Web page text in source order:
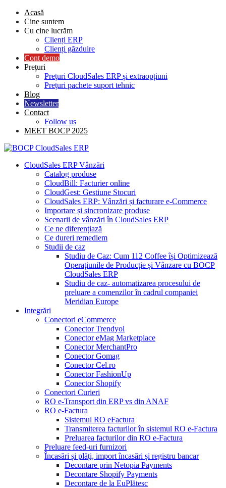
Skip
content
Acasă
Cine suntem
Cu cine lucrăm
Clienți ERP
Clienți găzduire
Cont demo
Prețuri
Prețuri CloudSales ERP și extraopțiuni
Prețuri pachete suport tehnic
Blog
Newsletter
Contact
Follow us
MEET BOCP 2025
CloudSales ERP Vânzări
Catalog produse
CloudBill: Facturier online
CloudGest: Gestiune Stocuri
CloudSales ERP: Vânzări și facturare e-Commerce
Importare și sincronizare produse
Scenarii de vânzări în CloudSales ERP
Ce ne diferențiază
Ce dureri remediem
Studii de caz
Studiu de Caz: Cum 112 Coffee își Optimizează
Operațiunile de Producție și Vânzare cu BOCP
CloudSales ERP
Studiu de caz- automatizarea procesului de
preluare a comenzilor în cadrul companiei
Meridian Europe
Integrări
Conectori eCommerce
Conector Trendyol
Conector eMag Marketplace
Conector MerchantPro
Conector Gomag
Conector Cel.ro
Conector FashionUp
Conector Shopify
Conectori Curieri
RO e-Transport din ERP vs din ANAF
RO e-Factura
Sistemul RO eFactura
Transmiterea facturilor în sistemul RO e-Factura
Preluarea facturilor din RO e-Factura
Preluare feed-uri furnizori
Încasări și plăți, import încasări și registru bancar
Decontare prin Netopia Payments
Decontare Shopify Payments
Decontare de la EuPlătesc